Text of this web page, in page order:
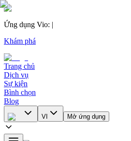
Ứng dụng Vio: |
Khám phá
Trang chủ
Dịch vụ
Sự kiện
Bình chọn
Blog
VI Mở ứng dụng